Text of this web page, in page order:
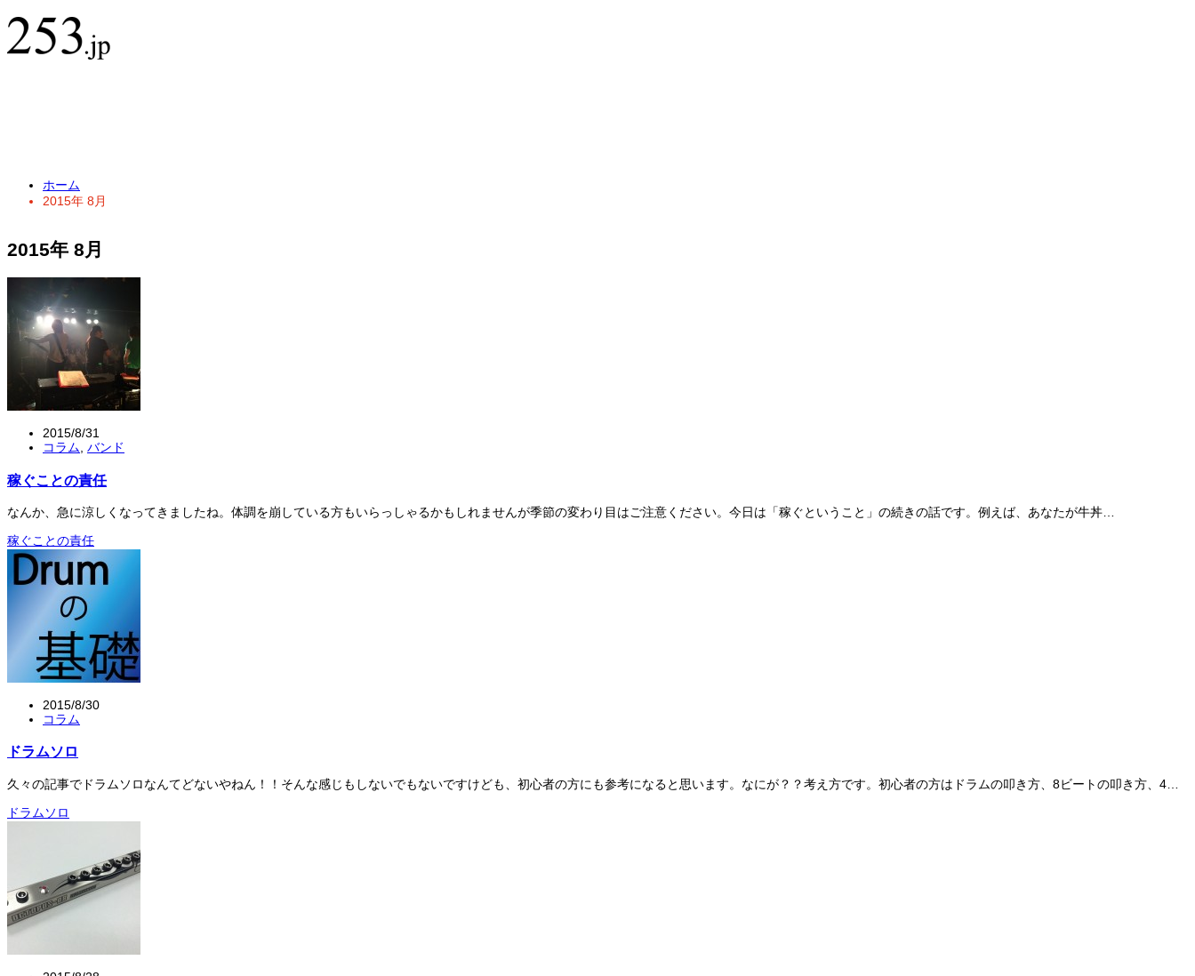
ホーム
2015年 8月
2015年 8月
2015/8/31
コラム, バンド
稼ぐことの責任
なんか、急に涼しくなってきましたね。体調を崩している方もいらっしゃるかもしれませんが季節の変わり目はご注意ください。今日は「稼ぐということ」の続きの話です。例えば、あなたが牛丼…
稼ぐことの責任
2015/8/30
コラム
ドラムソロ
久々の記事でドラムソロなんてどないやねん！！そんな感じもしないでもないですけども、初心者の方にも参考になると思います。なにが？？考え方です。初心者の方はドラムの叩き方、8ビートの叩き方、4…
ドラムソロ